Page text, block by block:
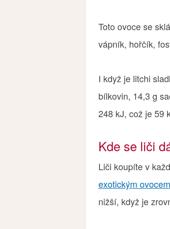
Toto ovoce se
vápník, hořčík,
I když je litchi
bílkovin, 14,3 g
248 kJ, což je 59
Kde se liči
Liči koupíte v
exotickým ovocem
nižší, když je